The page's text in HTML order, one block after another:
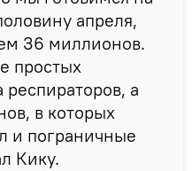
апреля,
36 миллионов.
простых
а
в которых
и пограничные
Кику.